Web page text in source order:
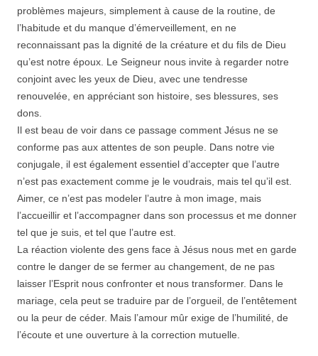
problèmes majeurs, simplement à cause de la routine, de
l’habitude et du manque d’émerveillement, en ne
reconnaissant pas la dignité de la créature et du fils de Dieu
qu’est notre époux. Le Seigneur nous invite à regarder notre
conjoint avec les yeux de Dieu, avec une tendresse
renouvelée, en appréciant son histoire, ses blessures, ses
dons.
Il est beau de voir dans ce passage comment Jésus ne se
conforme pas aux attentes de son peuple. Dans notre vie
conjugale, il est également essentiel d’accepter que l’autre
n’est pas exactement comme je le voudrais, mais tel qu’il est.
Aimer, ce n’est pas modeler l’autre à mon image, mais
l’accueillir et l’accompagner dans son processus et me donner
tel que je suis, et tel que l’autre est.
La réaction violente des gens face à Jésus nous met en garde
contre le danger de se fermer au changement, de ne pas
laisser l’Esprit nous confronter et nous transformer. Dans le
mariage, cela peut se traduire par de l’orgueil, de l’entêtement
ou la peur de céder. Mais l’amour mûr exige de l’humilité, de
l’écoute et une ouverture à la correction mutuelle.